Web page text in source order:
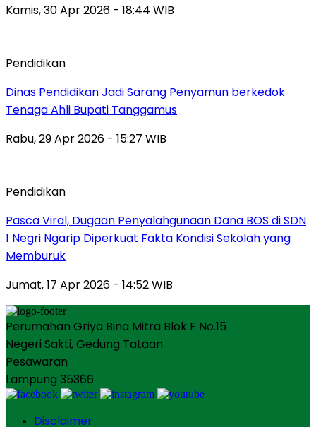
Kamis, 30 Apr 2026 - 18:44 WIB
Pendidikan
Dinas Pendidikan Jadi Sarang Penyamun berkedok
Tenaga Ahli Bupati Tanggamus
Rabu, 29 Apr 2026 - 15:27 WIB
Pendidikan
Pasca Viral, Dugaan Penyalahgunaan Dana BOS di SDN
1 Negri Ngarip Diperkuat Fakta Kondisi Sekolah yang
Memburuk
Jumat, 17 Apr 2026 - 14:52 WIB
Perumahan Griya Bina Mitra Blok F No.15
Negeri Sakti, Gedung Tataan
Pesawaran
Lampung 35366
Disclaimer